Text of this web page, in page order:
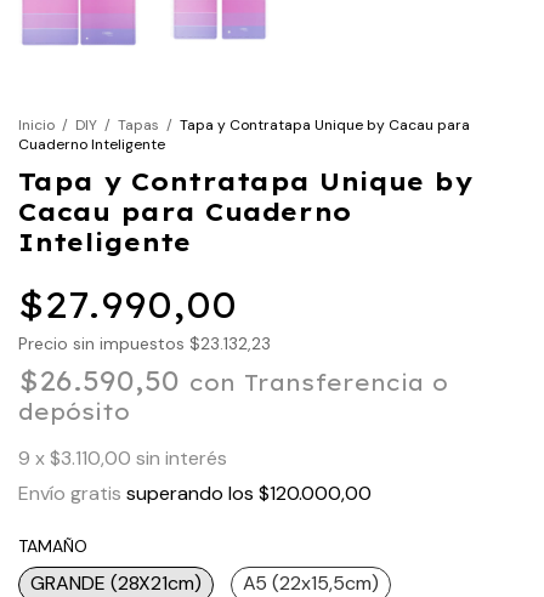
Inicio / DIY / Tapas / Tapa y Contratapa Unique by Cacau para
Cuaderno Inteligente
Tapa y Contratapa Unique by
Cacau para Cuaderno
Inteligente
$27.990,00
Precio sin impuestos $23.132,23
$26.590,50 con Transferencia o
depósito
9 x$3.110,00 sin interés
Envío gratis superando los $120.000,00
TAMAÑO
GRANDE (28X21cm) A5 (22x15,5cm)